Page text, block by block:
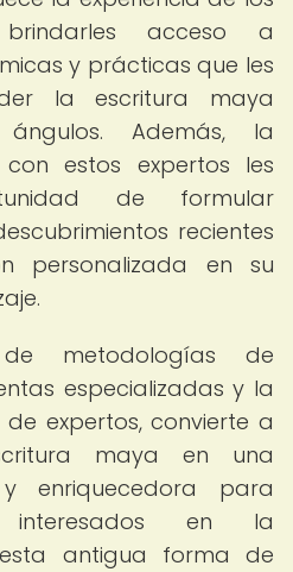
acceso a
y prácticas que les
la escritura maya
Además, la
estos expertos les
de formular
recientes
personalizada en su
metodologías de
especializadas y la
expertos, convierte a
maya en una
enriquecedora para
interesados en la
antigua forma de